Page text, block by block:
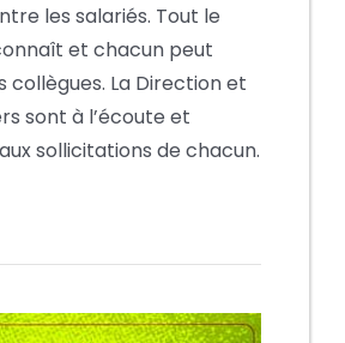
les salariés. Tout le
et chacun peut
collègues. La Direction et
sont à l’écoute et
sollicitations de chacun.